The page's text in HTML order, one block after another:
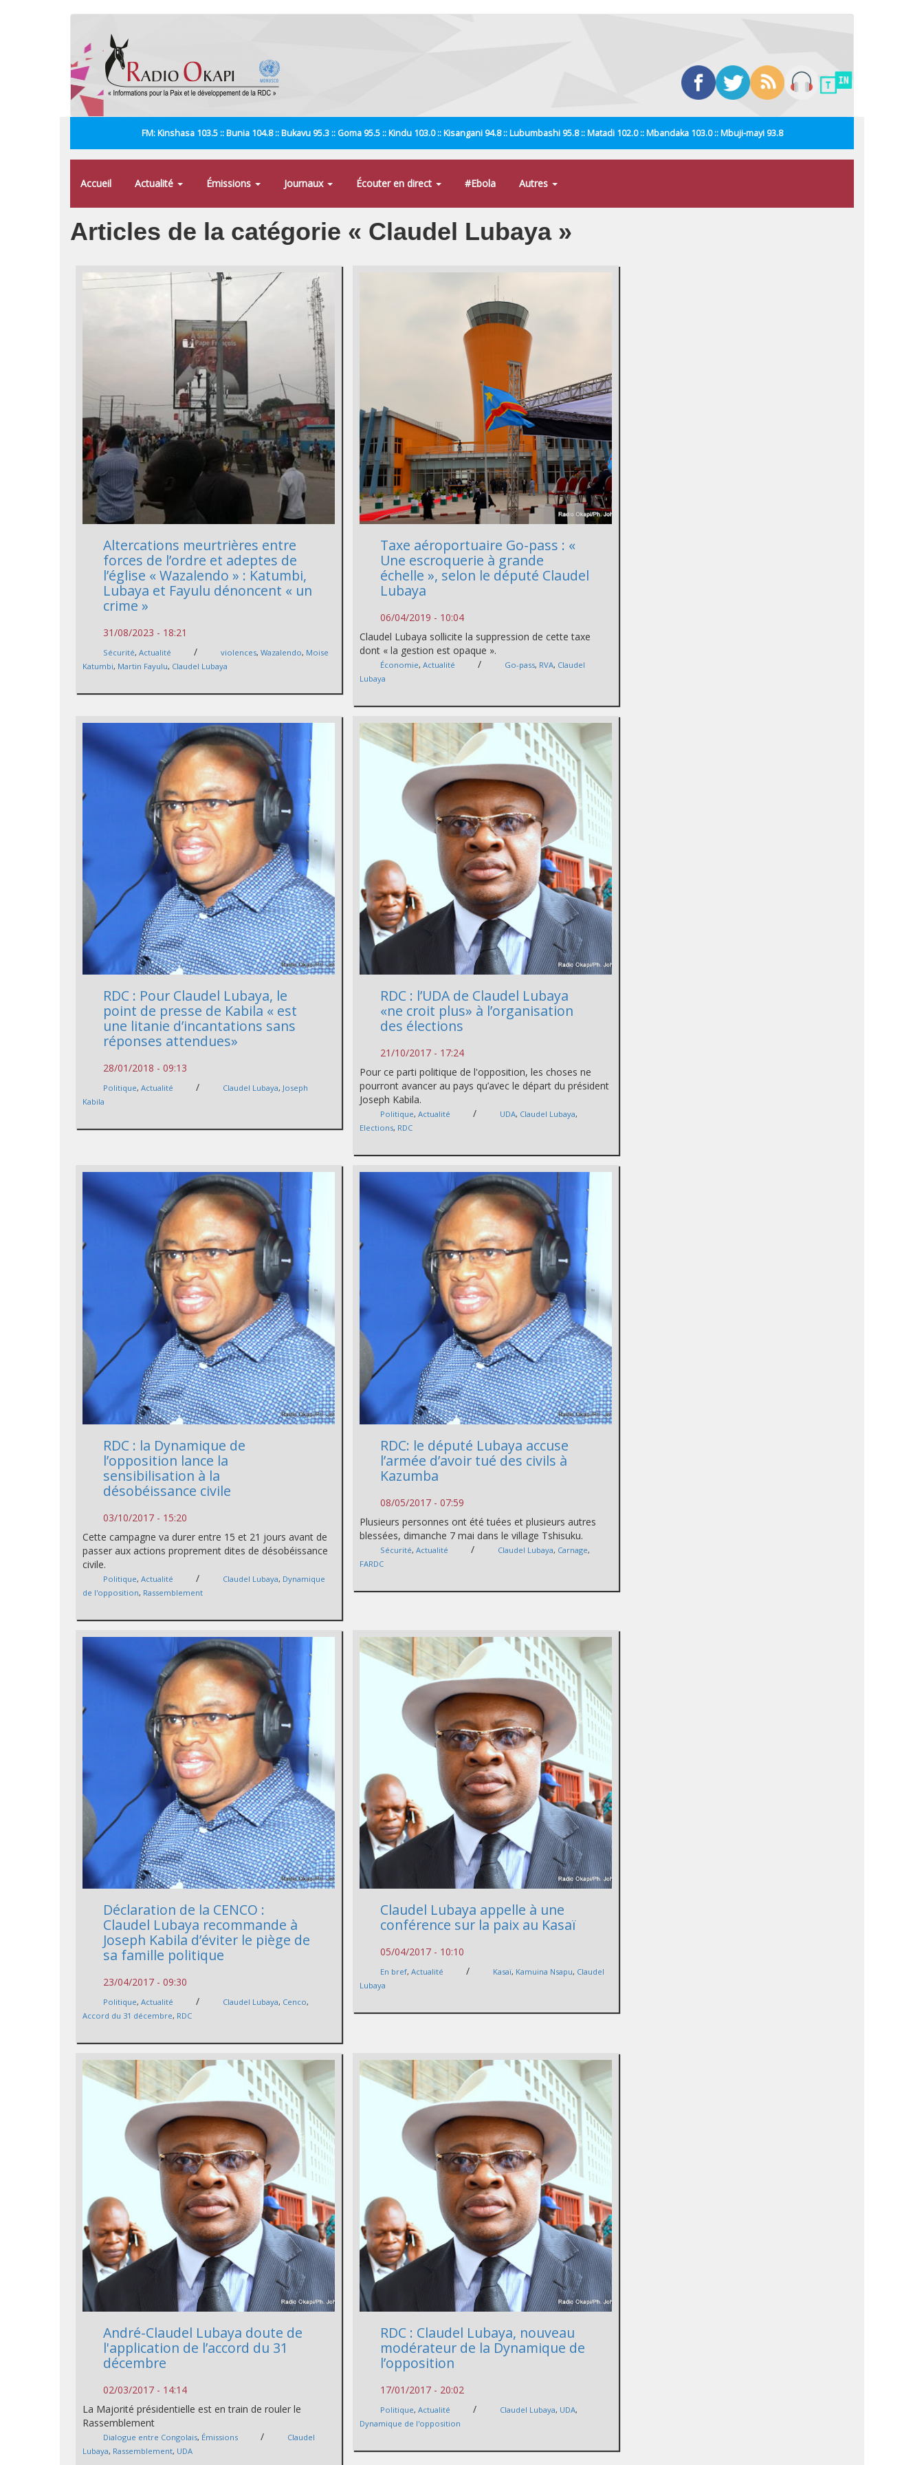
FM: Kinshasa 103.5 :: Bunia 104.8 :: Bukavu 95.3 :: Goma 95.5 :: Kindu 103.0 :: Kisangani 94.8 :: Lubumbashi 95.8 :: Matadi 102.0 :: Mbandaka 103.0 :: Mbuji-mayi 93.8
Accueil Actualité Émissions Journaux Écouter en direct #Ebola Autres
Articles de la catégorie « Claudel Lubaya »
Altercations meurtrières entre
forces de l’ordre et adeptes de
l’église « Wazalendo » : Katumbi,
Lubaya et Fayulu dénoncent « un
crime »
31/08/2023 - 18:21
Sécurité,Actualité / violences,Wazalendo, Moise
Katumbi, Martin Fayulu, Claudel Lubaya
Taxe aéroportuaire Go-pass : «
Une escroquerie à grande
échelle », selon le député Claudel
Lubaya
06/04/2019 - 10:04
Claudel Lubaya sollicite la suppression de cette taxe
dont « la gestion est opaque ».
Économie,Actualité / Go-pass, RVA, Claudel
Lubaya
RDC : Pour Claudel Lubaya, le
point de presse de Kabila « est
une litanie d’incantations sans
réponses attendues»
28/01/2018 - 09:13
Politique,Actualité / Claudel Lubaya, Joseph
Kabila
RDC : l’UDA de Claudel Lubaya
«ne croit plus» à l’organisation
des élections
21/10/2017 - 17:24
Pour ce parti politique de l'opposition, les choses ne
pourront avancer au pays qu’avec le départ du président
Joseph Kabila.
Politique,Actualité / UDA, Claudel Lubaya,
Elections, RDC
RDC : la Dynamique de
l’opposition lance la
sensibilisation à la
désobéissance civile
03/10/2017 - 15:20
Cette campagne va durer entre 15 et 21 jours avant de
passer aux actions proprement dites de désobéissance
civile.
Politique,Actualité / Claudel Lubaya, Dynamique
de l'opposition, Rassemblement
RDC: le député Lubaya accuse
l’armée d’avoir tué des civils à
Kazumba
08/05/2017 - 07:59
Plusieurs personnes ont été tuées et plusieurs autres
blessées, dimanche 7 mai dans le village Tshisuku.
Sécurité,Actualité / Claudel Lubaya, Carnage,
FARDC
Déclaration de la CENCO :
Claudel Lubaya recommande à
Joseph Kabila d’éviter le piège de
sa famille politique
23/04/2017 - 09:30
Politique,Actualité / Claudel Lubaya, Cenco,
Accord du 31 décembre, RDC
Claudel Lubaya appelle à une
conférence sur la paix au Kasaï
05/04/2017 - 10:10
En bref,Actualité / Kasaï, Kamuina Nsapu, Claudel
Lubaya
André-Claudel Lubaya doute de
l'application de l’accord du 31
décembre
02/03/2017 - 14:14
La Majorité présidentielle est en train de rouler le
Rassemblement
Dialogue entre Congolais, Émissions /
Claudel
Lubaya, Rassemblement, UDA
RDC : Claudel Lubaya, nouveau
modérateur de la Dynamique de
l’opposition
17/01/2017 - 20:02
Politique,Actualité / Claudel Lubaya, UDA,
Dynamique de l'opposition